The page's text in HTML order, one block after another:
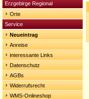
Erzgebirge Regional
Orte
Service
Neueintrag
Anreise
interessante Links
Datenschutz
AGBs
Widerrufsrecht
WMS-Onlineshop